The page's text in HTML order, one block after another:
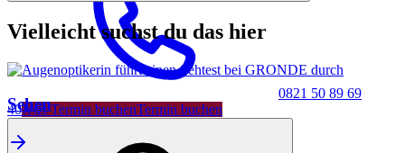
0821 50 89 69
40Jetzt Termin buchenTermin buchen
Vielleicht suchst du das hier
Sehen